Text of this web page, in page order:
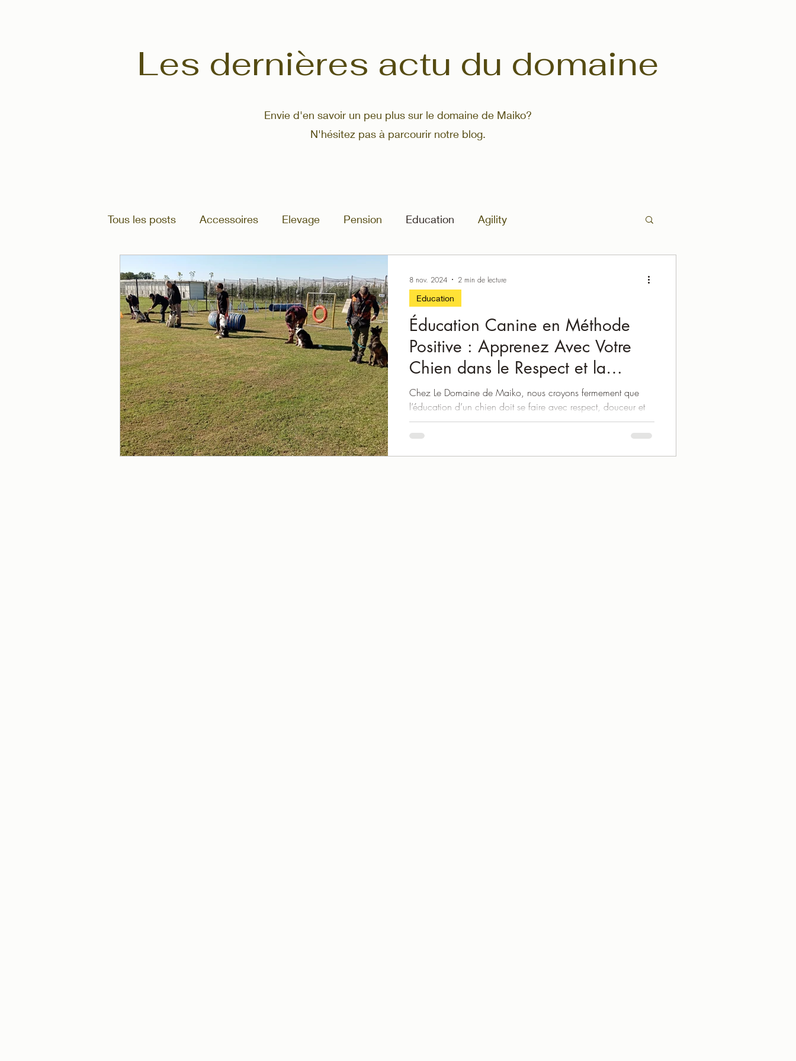
Les dernières actu du domaine
Envie d'en savoir un peu plus sur le domaine de Maiko?
N'hésitez pas à parcourir notre blog.
Tous les posts Accessoires Elevage Pension Education Agility
Éducation Canine en Méthode
Positive : Apprenez Avec Votre
Chien dans le Respect et la
Confiance 🐾
Chez Le Domaine de Maiko, nous croyons fermement que
l’éducation d’un chien doit se faire avec respect, douceur et
confiance. Nos cours...
Education
8 nov. 2024 2 min de lecture